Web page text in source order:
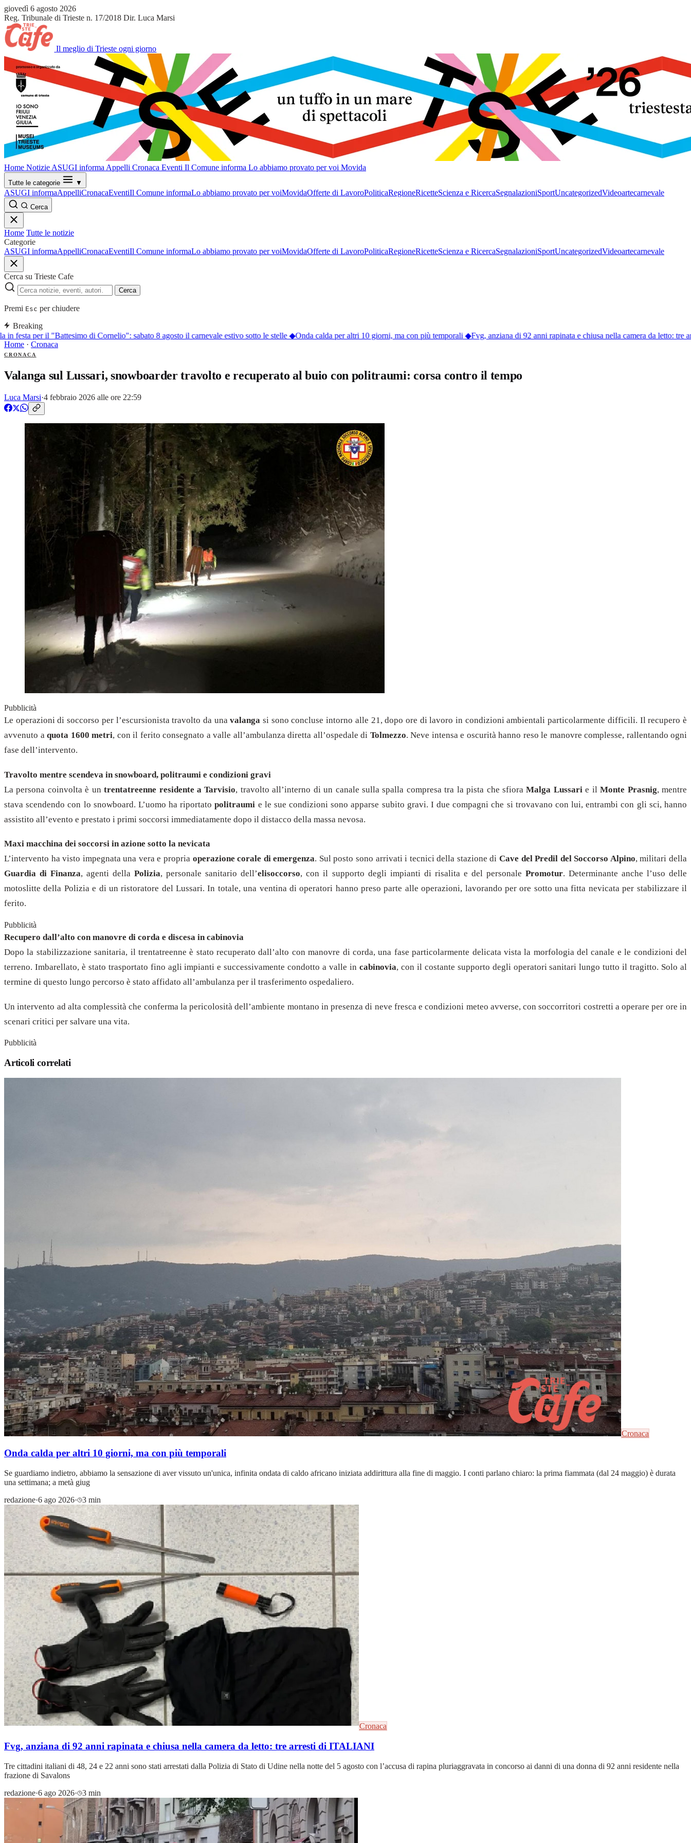
giovedì 6 agosto 2026
Reg. Tribunale di Trieste n. 17/2018 Dir. Luca Marsi
Il meglio di Trieste ogni giorno
Home Notizie ASUGI informa Appelli Cronaca Eventi Il Comune informa Lo abbiamo provato per voi Movida
Tutte le categorie ▼
ASUGI informaAppelliCronacaEventiIl Comune informaLo abbiamo provato per voiMovidaOfferte di LavoroPoliticaRegioneRicetteScienza e RicercaSegnalazioniSportUncategorizedVideoartecarnevale
Cerca
Home Tutte le notizie
Categorie
ASUGI informaAppelliCronacaEventiIl Comune informaLo abbiamo provato per voiMovidaOfferte di LavoroPoliticaRegioneRicetteScienza e RicercaSegnalazioniSportUncategorizedVideoartecarnevale
Cerca su Trieste Cafe
Cerca
Premi Esc per chiudere
Breaking
festa per il "Battesimo di Cornelio": sabato 8 agosto il carnevale estivo sotto le stelle◆Onda calda per altri 10 giorni, ma con più temporali◆Fvg, anziana di 92 anni rapinata e chiusa nella camera da letto: tre
Home · Cronaca
CRONACA
Valanga sul Lussari, snowboarder travolto e recuperato al buio con politraumi: corsa contro il tempo
Luca Marsi·4 febbraio 2026 alle ore 22:59
Pubblicità
Le operazioni di soccorso per l’escursionista travolto da unavalanga si sono concluse intorno alle 21, dopo ore di lavoro in condizioni ambientali particolarmente difficili. Il recupero è
avvenuto a quota 1600 metri, con il ferito consegnato a valle all’ambulanza diretta all’ospedale di Tolmezzo. Neve intensa e oscurità hanno reso le manovre complesse, rallentando ogni
fase dell’intervento.
Travolto mentre scendeva in snowboard, politraumi e condizioni gravi
La persona coinvolta è untrentatreenne residente a Tarvisio, travolto all’interno di un canale sulla spalla compresa tra la pista che sfioraMalga Lussari e ilMonte Prasnig, mentre
stava scendendo con lo snowboard. L’uomo ha riportatopolitraumi e le sue condizioni sono apparse subito gravi. I due compagni che si trovavano con lui, entrambi con gli sci, hanno
assistito all’evento e prestato i primi soccorsi immediatamente dopo il distacco della massa nevosa.
Maxi macchina dei soccorsi in azione sotto la nevicata
L’intervento ha visto impegnata una vera e propria operazione corale di emergenza. Sul posto sono arrivati i tecnici della stazione diCave del Predil del Soccorso Alpino, militari della
Guardia di Finanza, agenti dellaPolizia, personale sanitario dell’elisoccorso, con il supporto degli impianti di risalita e del personale Promotur. Determinante anche l’uso delle
motoslitte della Polizia e di un ristoratore del Lussari. In totale, una ventina di operatori hanno preso parte alle operazioni, lavorando per ore sotto una fitta nevicata per stabilizzare il
ferito.
Pubblicità
Recupero dall’alto con manovre di corda e discesa in cabinovia
Dopo la stabilizzazione sanitaria, il trentatreenne è stato recuperato dall’alto con manovre di corda, una fase particolarmente delicata vista la morfologia del canale e le condizioni del
terreno. Imbarellato, è stato trasportato fino agli impianti e successivamente condotto a valle in cabinovia, con il costante supporto degli operatori sanitari lungo tutto il tragitto. Solo al
termine di questo lungo percorso è stato affidato all’ambulanza per il trasferimento ospedaliero.
Un intervento ad alta complessità che conferma la pericolosità dell’ambiente montano in presenza di neve fresca e condizioni meteo avverse, con soccorritori costretti a operare per ore in
scenari critici per salvare una vita.
Pubblicità
Articoli correlati
Cronaca
Onda calda per altri 10 giorni, ma con più temporali
Se guardiamo indietro, abbiamo la sensazione di aver vissuto un'unica, infinita ondata di caldo africano iniziata addirittura alla fine di maggio. I conti parlano chiaro: la prima fiammata (dal 24 maggio) è durata
una settimana; a metà giug
redazione·6 ago 2026· 3 min
Cronaca
Fvg, anziana di 92 anni rapinata e chiusa nella camera da letto: tre arresti di ITALIANI
Tre cittadini italiani di 48, 24 e 22 anni sono stati arrestati dalla Polizia di Stato di Udine nella notte del 5 agosto con l’accusa di rapina pluriaggravata in concorso ai danni di una donna di 92 anni residente nella
frazione di Savalons
redazione·6 ago 2026· 3 min